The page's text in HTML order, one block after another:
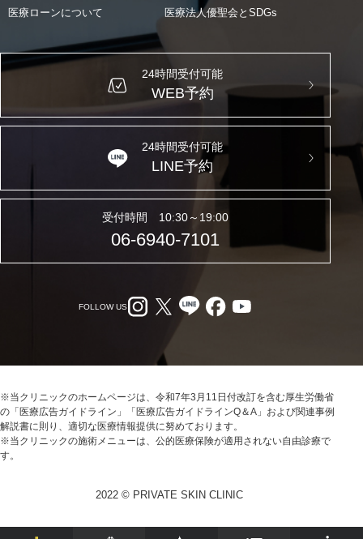
医療ローンについて
医療法人優聖会とSDGs
24時間受付可能
WEB予約
24時間受付可能
LINE予約
受付時間 10:30～19:00
06-6940-7101
FOLLOW US
※当クリニックのホームページは、令和7年3月11日付改訂を含む厚生労働省
の「医療広告ガイドライン」「医療広告ガイドラインQ＆A」および関連事例
解説書に則り、適切な医療情報提供に努めております。
※当クリニックの施術メニューは、公的医療保険が適用されない自由診療で
す。
2022 © PRIVATE SKIN CLINIC